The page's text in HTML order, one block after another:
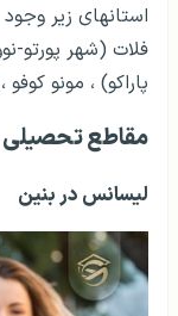
استان­های زیر وجود
فلات (شهر پورتو-
پاراکو) ، مونو کوفو
مقاطع تحصیلی
لیسانس در بنین